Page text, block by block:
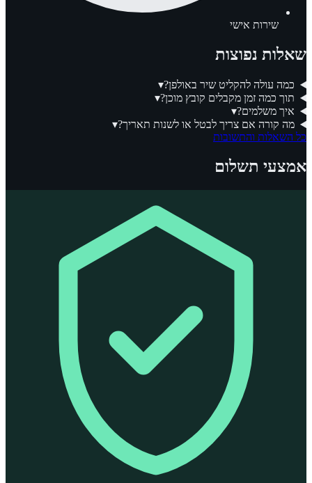
שירות אישי
שאלות נפוצות
כמה עולה להקליט שיר באולפן?▾
תוך כמה זמן מקבלים קובץ מוכן?▾
איך משלמים?▾
מה קורה אם צריך לבטל או לשנות תאריך?▾
כל השאלות והתשובות
אמצעי תשלום